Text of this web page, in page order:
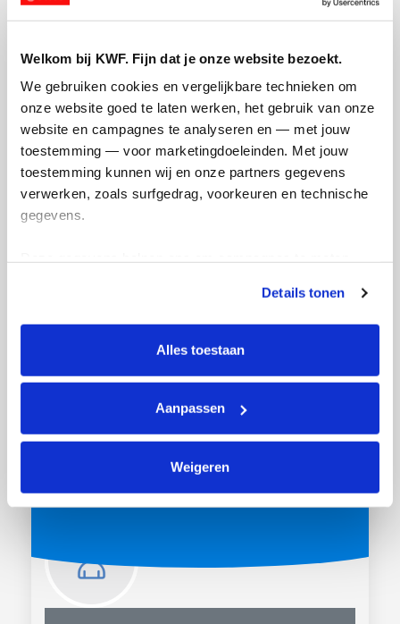
Welkom bij KWF. Fijn dat je onze website bezoekt.
We gebruiken cookies en vergelijkbare technieken om
onze website goed te laten werken, het gebruik van onze
website en campagnes te analyseren en — met jouw
toestemming — voor marketingdoeleinden. Met jouw
toestemming kunnen wij en onze partners gegevens
verwerken, zoals surfgedrag, voorkeuren en technische
gegevens.
tonen. Je kunt je toestemming op elk moment wijzigen of
intrekken via Cookie instellingen onderaan de pagina. De
lijst met cookies is te vinden in het tabblad “details”.
Details tonen
Alles toestaan
Aanpassen
Weigeren
€50.40
Paul Ermers
Ik ga er wel vanuit dat je in de kopgroep
eindigt. Jij toch ook? Groet en liefs Paul
Anoniem
succes dude!